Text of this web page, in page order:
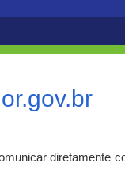
diretamente